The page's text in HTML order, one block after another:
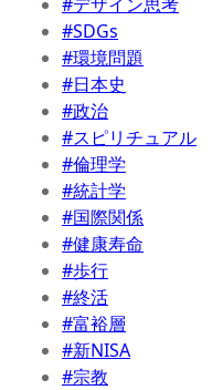
#SDGs
#環境問題
#日本史
#政治
#スピリチュアル
#倫理学
#統計学
#国際関係
#健康寿命
#歩行
#終活
#富裕層
#新NISA
#宗教